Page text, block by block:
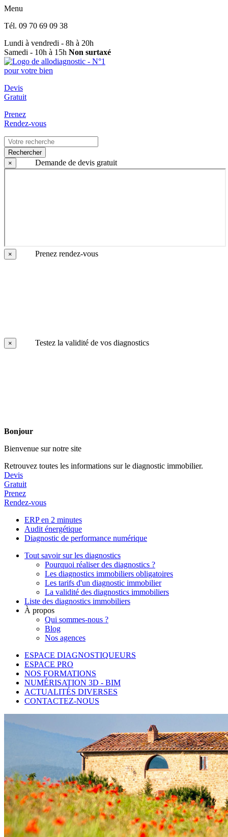
Menu
Tél. 09 70 69 09 38
Lundi à vendredi - 8h à 20h
Samedi - 10h à 15h Non surtaxé
Devis
Gratuit
Prenez
Rendez-vous
Rechercher
×
Demande de devis gratuit
× Prenez rendez-vous
× Testez la validité de vos diagnostics
Bonjour
Bienvenue sur notre site
Retrouvez toutes les informations sur le diagnostic immobilier.
Devis
Gratuit
Prenez
Rendez-vous
ERP en 2 minutes
Audit énergétique
Diagnostic de performance numérique
Tout savoir sur les diagnostics
Pourquoi réaliser des diagnostics ?
Les diagnostics immobiliers obligatoires
Les tarifs d'un diagnostic immobilier
La validité des diagnostics immobiliers
Liste des diagnostics immobiliers
À propos
Qui sommes-nous ?
Blog
Nos agences
ESPACE DIAGNOSTIQUEURS
ESPACE PRO
NOS FORMATIONS
NUMÉRISATION 3D - BIM
ACTUALITÉS DIVERSES
CONTACTEZ-NOUS